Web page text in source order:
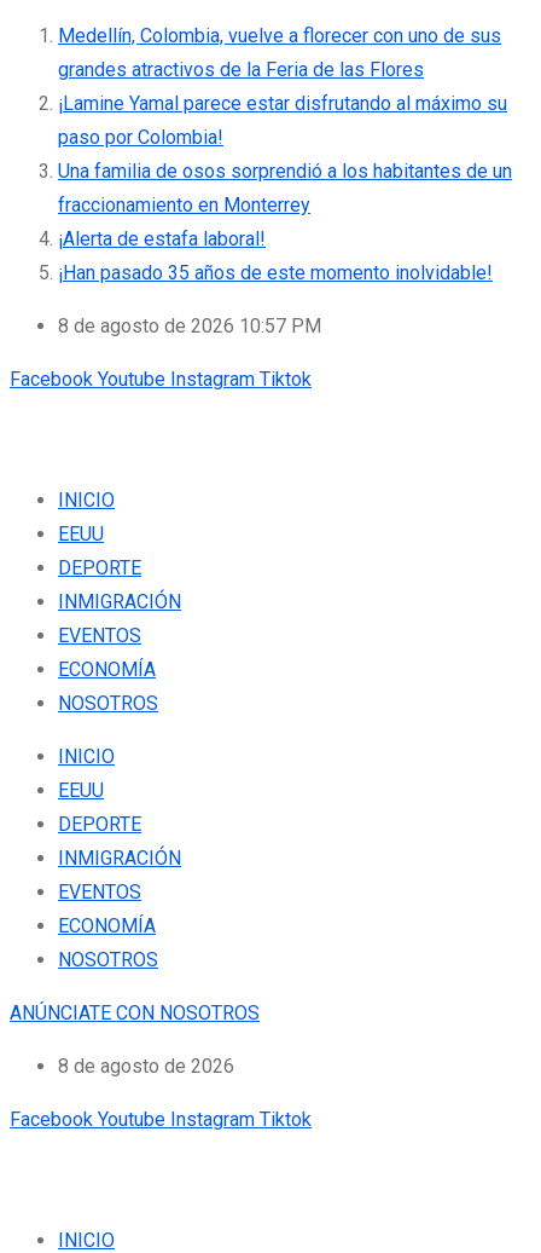
Medellín, Colombia, vuelve a florecer con uno de sus
grandes atractivos de la Feria de las Flores
¡Lamine Yamal parece estar disfrutando al máximo su
paso por Colombia!
Una familia de osos sorprendió a los habitantes de un
fraccionamiento en Monterrey
¡Alerta de estafa laboral!
¡Han pasado 35 años de este momento inolvidable!
8 de agosto de 2026 10:57 PM
Facebook Youtube Instagram Tiktok
INICIO
EEUU
DEPORTE
INMIGRACIÓN
EVENTOS
ECONOMÍA
NOSOTROS
INICIO
EEUU
DEPORTE
INMIGRACIÓN
EVENTOS
ECONOMÍA
NOSOTROS
ANÚNCIATE CON NOSOTROS
8 de agosto de 2026
Facebook Youtube Instagram Tiktok
INICIO